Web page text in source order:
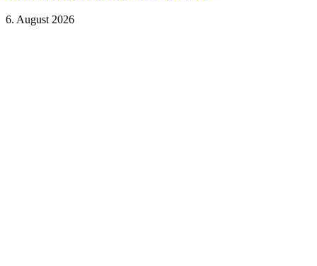
6. August 2026